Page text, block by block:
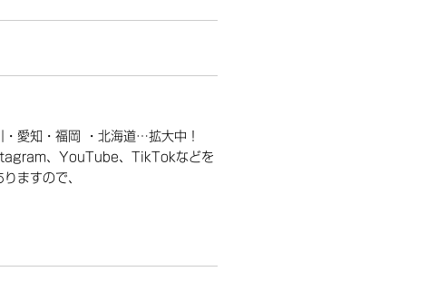
愛知・福岡 ・北海道…拡大中！
、YouTube、TikTokなどを
ますので、